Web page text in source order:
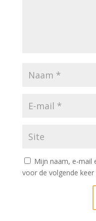
Mijn naam, e-mail
voor de volgende